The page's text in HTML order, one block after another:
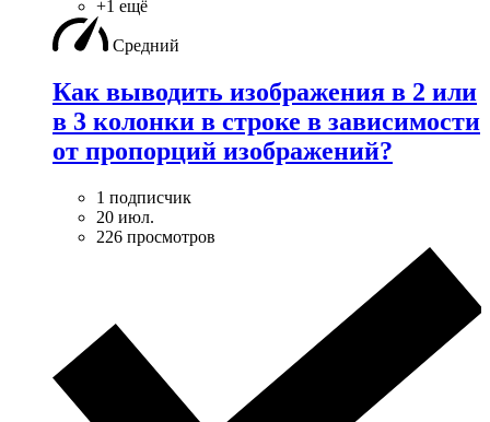
+1 ещё
Средний
Как выводить изображения в 2 или
в 3 колонки в строке в зависимости
от пропорций изображений?
1 подписчик
20 июл.
226 просмотров